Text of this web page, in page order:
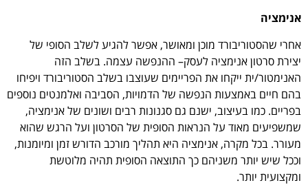
אנימציה
אחרי שהסטוריבורד מוכן ומאושר, אפשר להגיע לשלב הסופי של
יצירת סרטון אנימציה לעסק– ההנפשה עצמה. בשלב הזה
האנימטור/ית ייקחו את הפריימים שעוצבו בשלב הסטוריבורד ויפיחו
בהם חיים באמצעות הנפשה של הדמויות, הסביבה ואלמנטים נוספים
בפריים. כמו בעיצוב, ישנם גם סגנונות רבים ושונים של אנימציה,
שמשפיעים מאוד על הנראות הסופית של הסרטון ועל הרגש שהוא
מעורר. בכל מקרה, אנימציה היא תהליך מורכב הדורש זמן ומיומנות,
וככל שיש יותר משניהם כך התוצאה הסופית תהיה מלוטשת
ומקצועית יותר.